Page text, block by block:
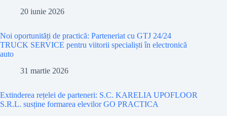
20 iunie 2026
Noi oportunități de practică: Parteneriat cu GTJ 24/24
TRUCK SERVICE pentru viitorii specialiști în electronică
auto
31 martie 2026
Extinderea rețelei de parteneri: S.C. KARELIA UPOFLOOR
S.R.L. susține formarea elevilor GO PRACTICA